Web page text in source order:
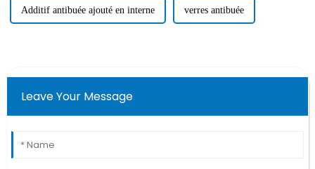
Additif antibuée ajouté en interne verres antibuée
Leave Your Message